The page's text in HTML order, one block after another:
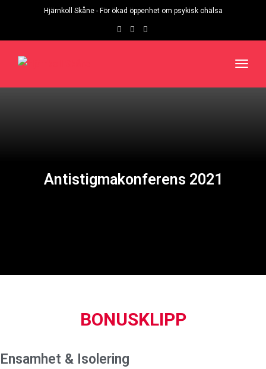
Hjärnkoll Skåne - För ökad öppenhet om psykisk ohälsa
Antistigmakonferens 2021
BONUSKLIPP
Ensamhet & Isolering